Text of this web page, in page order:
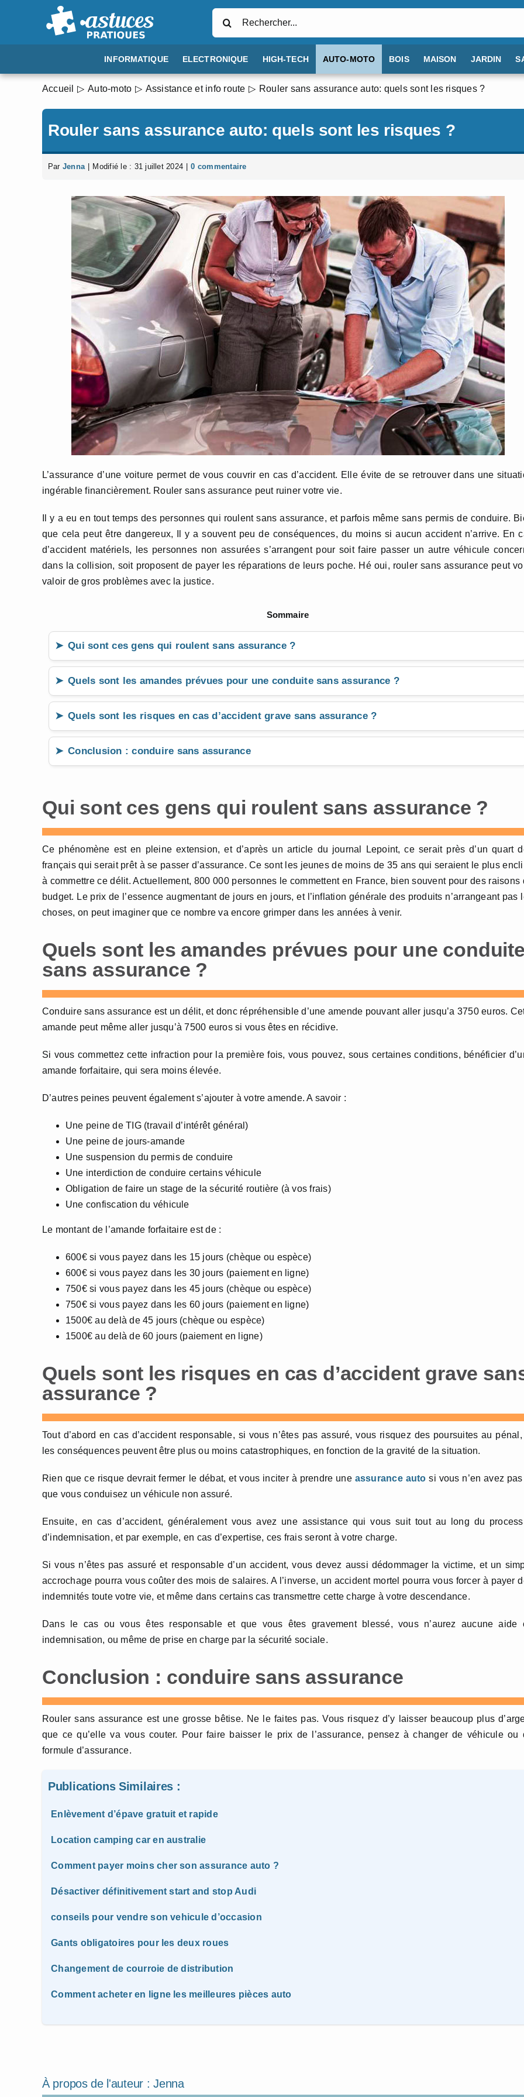
INFORMATIQUE ELECTRONIQUE HIGH-TECH AUTO-MOTO BOIS MAISON JARDIN
Accueil Auto-moto Assistance et info route Rouler sans assurance auto: quels sont les risques ?
Rouler sans assurance auto: quels sont les risques ?
Par Jenna Modifié le : 31 juillet 2024 0 commentaire
L’assurance d’une voiture permet de vous couvrir en cas d’accident. Elle évite de se retrouver dans une
ingérable financièrement. Rouler sans assurance peut ruiner votre vie.
Il y a eu en tout temps des personnes qui roulent sans assurance, et parfois même sans permis de conduire.
que cela peut être dangereux, Il y a souvent peu de conséquences, du moins si aucun accident n’arrive. En
d’accident matériels, les personnes non assurées s’arrangent pour soit faire passer un autre véhicule
dans la collision, soit proposent de payer les réparations de leurs poche. Hé oui, rouler sans assurance peut
valoir de gros problèmes avec la justice.
Sommaire
Qui sont ces gens qui roulent sans assurance ?
Quels sont les amandes prévues pour une conduite sans assurance ?
Quels sont les risques en cas d’accident grave sans assurance ?
Conclusion : conduire sans assurance
Qui sont ces gens qui roulent sans assurance ?
Ce phénomène est en pleine extension, et d’après un article du journal Lepoint, ce serait près d’un quart
français qui serait prêt à se passer d’assurance. Ce sont les jeunes de moins de 35 ans qui seraient le plus
à commettre ce délit. Actuellement, 800 000 personnes le commettent en France, bien souvent pour des raisons
budget. Le prix de l’essence augmentant de jours en jours, et l’inflation générale des produits n’arrangeant pas
choses, on peut imaginer que ce nombre va encore grimper dans les années à venir.
Quels sont les amandes prévues pour une
sans assurance ?
Conduire sans assurance est un délit, et donc répréhensible d’une amende pouvant aller jusqu’a 3750 euros.
amande peut même aller jusqu’à 7500 euros si vous êtes en récidive.
Si vous commettez cette infraction pour la première fois, vous pouvez, sous certaines conditions, bénéficier
amande forfaitaire, qui sera moins élevée.
D’autres peines peuvent également s’ajouter à votre amende. A savoir :
Une peine de TIG (travail d’intérêt général)
Une peine de jours-amande
Une suspension du permis de conduire
Une interdiction de conduire certains véhicule
Obligation de faire un stage de la sécurité routière (à vos frais)
Une confiscation du véhicule
Le montant de l’amande forfaitaire est de :
600€ si vous payez dans les 15 jours (chèque ou espèce)
600€ si vous payez dans les 30 jours (paiement en ligne)
750€ si vous payez dans les 45 jours (chèque ou espèce)
750€ si vous payez dans les 60 jours (paiement en ligne)
1500€ au delà de 45 jours (chèque ou espèce)
1500€ au delà de 60 jours (paiement en ligne)
Quels sont les risques en cas d’accident grave
assurance ?
Tout d’abord en cas d’accident responsable, si vous n’êtes pas assuré, vous risquez des poursuites au
les conséquences peuvent être plus ou moins catastrophiques, en fonction de la gravité de la situation.
Rien que ce risque devrait fermer le débat, et vous inciter à prendre une assurance auto si vous n’en avez
que vous conduisez un véhicule non assuré.
Ensuite, en cas d’accident, généralement vous avez une assistance qui vous suit tout au long du
d’indemnisation, et par exemple, en cas d’expertise, ces frais seront à votre charge.
Si vous n’êtes pas assuré et responsable d’un accident, vous devez aussi dédommager la victime, et un
accrochage pourra vous coûter des mois de salaires. A l’inverse, un accident mortel pourra vous forcer à payer
indemnités toute votre vie, et même dans certains cas transmettre cette charge à votre descendance.
Dans le cas ou vous êtes responsable et que vous êtes gravement blessé, vous n’aurez aucune aide
indemnisation, ou même de prise en charge par la sécurité sociale.
Conclusion : conduire sans assurance
Rouler sans assurance est une grosse bêtise. Ne le faites pas. Vous risquez d’y laisser beaucoup plus
que ce qu’elle va vous couter. Pour faire baisser le prix de l’assurance, pensez à changer de véhicule ou
formule d’assurance.
Publications Similaires :
Enlèvement d’épave gratuit et rapide
Location camping car en australie
Comment payer moins cher son assurance auto ?
Désactiver définitivement start and stop Audi
conseils pour vendre son vehicule d’occasion
Gants obligatoires pour les deux roues
Changement de courroie de distribution
Comment acheter en ligne les meilleures pièces auto
À propos de l'auteur :Jenna